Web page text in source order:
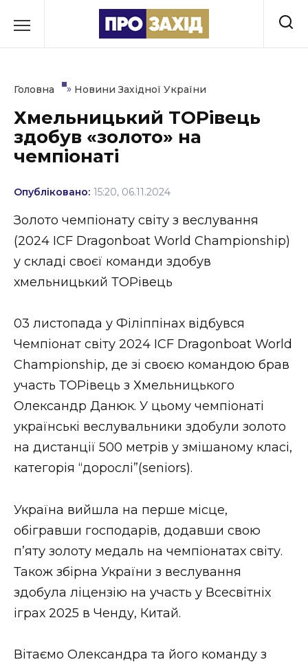
до
Культура
Освіта
Події
Політика
Соціум
Стиль життя
Втрачений Ужгород
Втрачений Ужгород (відеоверсія)
ЗАКАРПАТСЬКІ НОВИНИ
НОВИНИ ЗАХІДНОЇ УКРАЇНИ
ФОТО
Головна » Новини Західної України
Хмельницький ТОРівець
здобув «золото» на
чемпіонаті
Опубліковано: 15:20, 06.11.2024
Золото чемпіонату світу з веслування
(2024 ICF Dragonboat World Championship)
у складі своєї команди здобув
хмельницький ТОРівець
03 листопада у Філіппінах відбувся
Чемпіонат світу 2024 ICF Dragonboat World
Championship, де зі своєю командою брав
участь ТОРівець з Хмельницького
Олександр Данюк. У цьому чемпіонаті
українські веслувальники здобули золото
на дистанції 500 метрів у змішаному класі,
категорія “дорослі”(seniors).
Україна вийшла на перше місце,
обігравши господарів, додавши свою
п’яту золоту медаль на чемпіонатах світу.
Також збірна України з веслування
здобула ліцензію на участь у Всесвітніх
іграх 2025 в Ченду, Китай.
Вітаємо Олександра та його команду з